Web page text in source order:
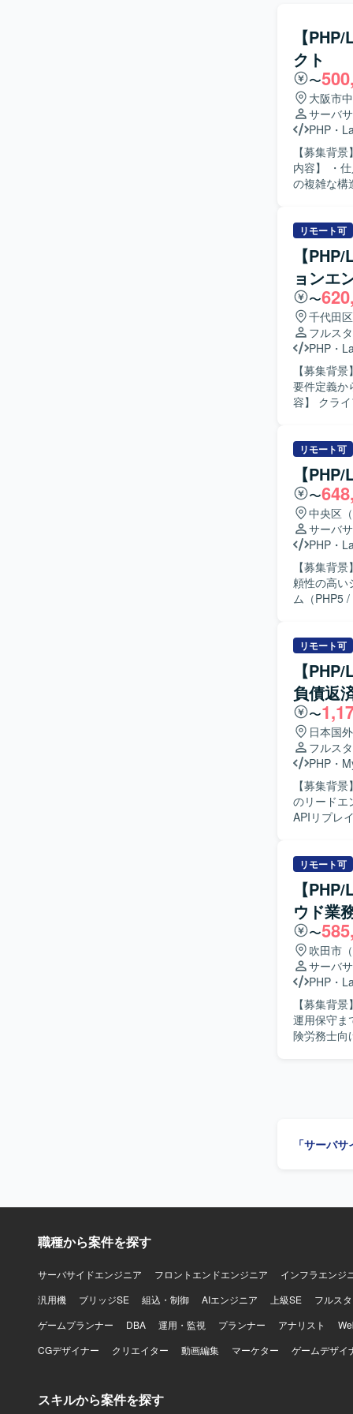
【
クト
〜
大阪市
サーバ
PHP ・
【募集背
内容】 ・
の複雑な構
に留意しなが
小売業の
テム間のデータ
Vue.js
リモート可
【
ョンエ
〜
千代田
フルス
PHP ・
【募集背
要件定義か
容】 クラ
フォーム
果物レビュー、
クトを推
す。高い技
方、若手
です。 【ポジションの魅力】 要件定義からテストまで一気通貫で携わることができるため、上
流から下流
ながら、
術・開発手
してのキャ
PHP（
リモート可
【
〜
中央区
サーバ
PHP ・
【募集背
頼性の高いシ
ム（PHP5
ガシーコ
【求める
めており
も関心を持
説明・提案できる方が望ま
PHP 8.xお
基盤設計
刷新を通じて
クとして
等のツール
リモート可
【
負債返
〜
日本国外
フルス
PHP ・
【募集背
のリードエンジニア
APIリプレ
定を担い
たプロジェクト推
的に行い
レガシー
す。 DDD
が望ましいです。 【ポジションの魅力】 レガシーな
APIリプレ
ます。
善に直接影響を与えら
フレーム
PHP5.6（
します。
リモート可
【
ウド業
〜
吹田市
サーバ
PHP ・
【募集背
運用保守まで一
険労務士向
られる方にマッチした
WEB業務
「サーバ
職種から案件を探す
サーバサイドエンジニア フロントエンドエンジニア
インフラエンジ
汎用機
ブリッジSE 組込・制御 AIエンジニア 上級SE
フルス
ゲームプランナー
DBA 運用・監視 プランナー アナリスト
CGデザイナー
クリエイター 動画編集 マーケター ゲームデザイ
スキルから案件を探す